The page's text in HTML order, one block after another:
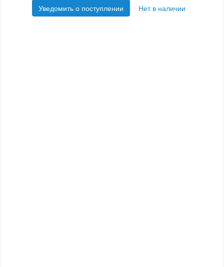
Уведомить о поступлении Нет в наличии